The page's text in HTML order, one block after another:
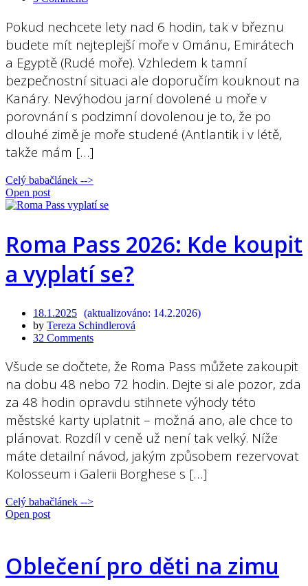
Pokud nechcete lety nad 6 hodin, tak v březnu
budete mít nejteplejší moře v Ománu, Emirátech
a Egyptě (Rudé moře). Vzhledem k tamní
bezpečnostní situaci ale doporučím kouknout na
Kanáry. Nevýhodou jarní dovolené u moře v
porovnání s podzimní dovolenou je to, že po
dlouhé zimě je moře studené (Antlantik i v létě,
takže mám […]
Celý babačlánek -->
Open post
Roma Pass 2026: Kde koupit
a vyplatí se?
18.1.2025
14.2.2026
by Tereza Schindlerová
32 Comments
Všude se dočtete, že Roma Pass můžete zakoupit
na dobu 48 nebo 72 hodin. Dejte si ale pozor, zda
za 48 hodin opravdu stihnete výhody této
městské karty uplatnit – možná ano, ale chce to
plánovat. Rozdíl v ceně už není tak velký. Níže
máte detailní návod, jakým způsobem rezervovat
Kolosseum i Galerii Borghese s […]
Celý babačlánek -->
Open post
Oblečení pro děti na zimu